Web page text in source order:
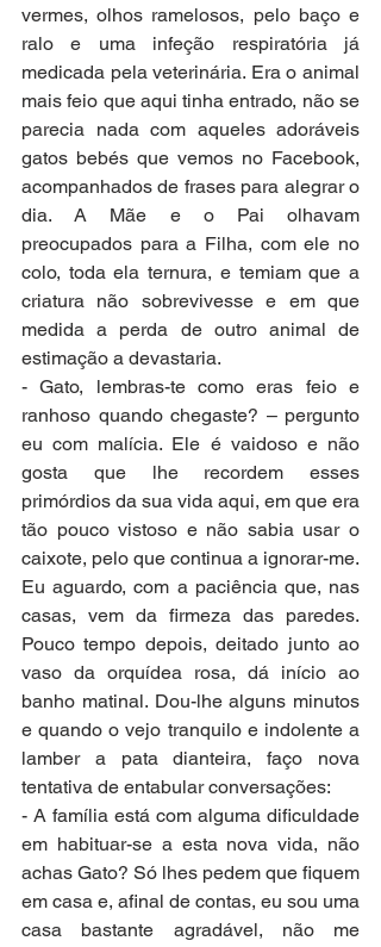
vermes, olhos ramelosos, pelo baço e
ralo e uma infeção respiratória já
medicada pela veterinária. Era o animal
mais feio que aqui tinha entrado, não se
parecia nada com aqueles adoráveis
gatos bebés que vemos no Facebook,
acompanhados de frases para alegrar o
dia. A Mãe e o Pai olhavam
preocupados para a Filha, com ele no
colo, toda ela ternura, e temiam que a
criatura não sobrevivesse e em que
medida a perda de outro animal de
estimação a devastaria.
- Gato, lembras-te como eras feio e
ranhoso quando chegaste? – pergunto
eu com malícia. Ele é vaidoso e não
gosta que lhe recordem esses
primórdios da sua vida aqui, em que era
tão pouco vistoso e não sabia usar o
caixote, pelo que continua a ignorar-me.
Eu aguardo, com a paciência que, nas
casas, vem da firmeza das paredes.
Pouco tempo depois, deitado junto ao
vaso da orquídea rosa, dá início ao
banho matinal. Dou-lhe alguns minutos
e quando o vejo tranquilo e indolente a
lamber a pata dianteira, faço nova
tentativa de entabular conversações:
- A família está com alguma dificuldade
em habituar-se a esta nova vida, não
achas Gato? Só lhes pedem que fiquem
em casa e, afinal de contas, eu sou uma
casa bastante agradável, não me